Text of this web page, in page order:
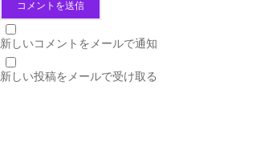
新しいコメントをメールで通知
新しい投稿をメールで受け取る